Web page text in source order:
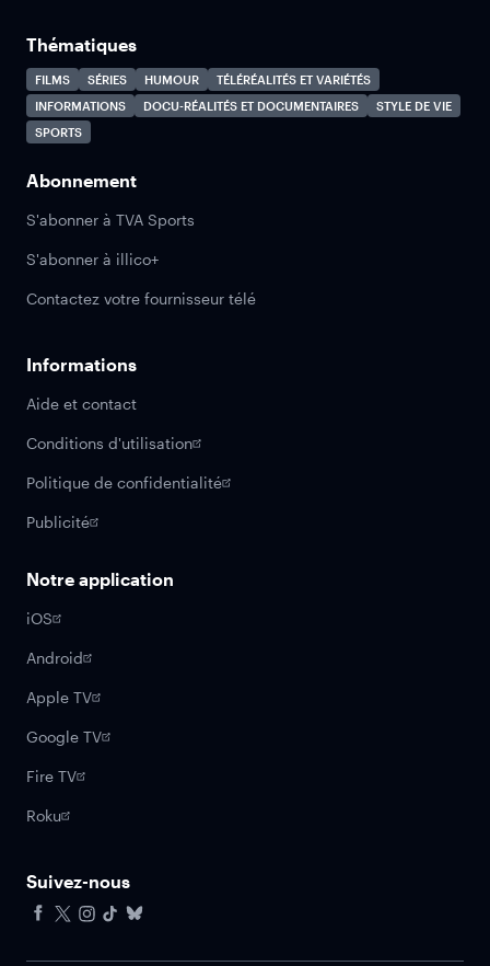
Thématiques
FILMS SÉRIES HUMOUR
TÉLÉRÉALITÉS ET VARIÉTÉS
INFORMATIONS
DOCU-RÉALITÉS ET DOCUMENTAIRES
STYLE DE VIE
SPORTS
Abonnement
S'abonner à TVA Sports
S'abonner à illico+
Contactez votre fournisseur télé
Informations
Aide et contact
Conditions d'utilisation
Politique de confidentialité
Publicité
Notre application
iOS
Android
Apple TV
Google TV
Fire TV
Roku
Suivez-nous